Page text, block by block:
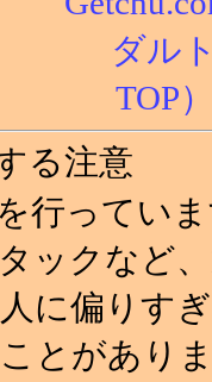
る注意
行ってい
ックなど
に偏りす
とがあり